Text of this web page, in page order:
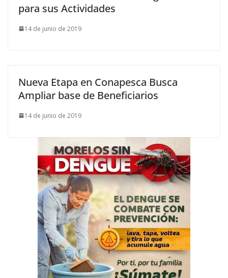
para sus Actividades
14 de junio de 2019
Nueva Etapa en Conapesca Busca
Ampliar base de Beneficiarios
14 de junio de 2019